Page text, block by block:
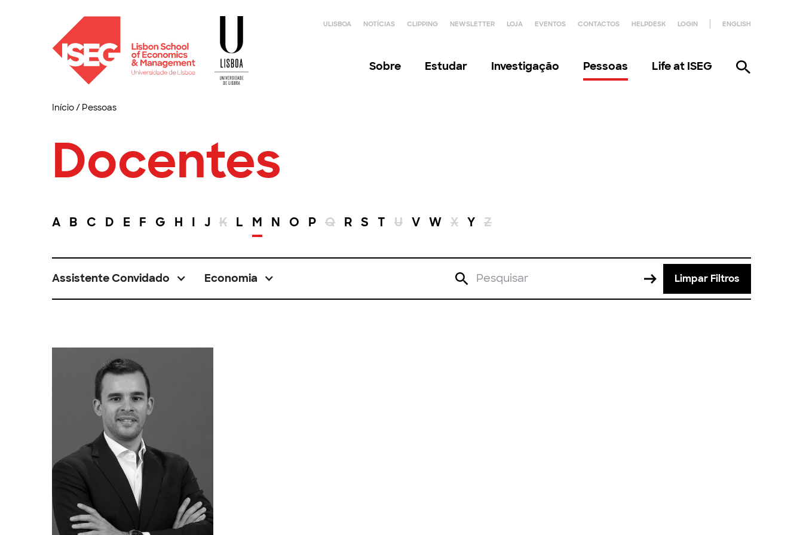
ULISBOA NOTÍCIAS CLIPPING NEWSLETTER LOJA EVENTOS CONTACTOS HELPDESK LOGIN ENGLISH
Sobre Estudar Investigação Pessoas Life at ISEG
Início/ Pessoas
Docentes
A B C D E F G H I J K L M N O P Q R S T U V W X Y Z
Assistente Convidado Economia Limpar Filtros